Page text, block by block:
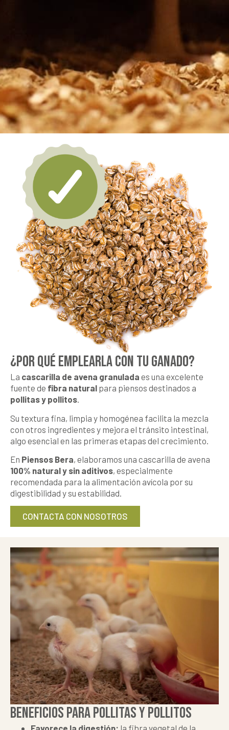
¿POR QUÉ EMPLEARLA CON TU GANADO?
La cascarilla de avena granulada es una excelente
fuente de fibra natural para piensos destinados a
pollitas y pollitos.
Su textura fina, limpia y homogénea facilita la mezcla
con otros ingredientes y mejora el tránsito intestinal,
algo esencial en las primeras etapas del crecimiento.
En Piensos Bera, elaboramos una cascarilla de avena
100% natural y sin aditivos, especialmente
recomendada para la alimentación avícola por su
digestibilidad y su estabilidad.
CONTACTA CON NOSOTROS
BENEFICIOS PARA POLLITAS Y POLLITOS